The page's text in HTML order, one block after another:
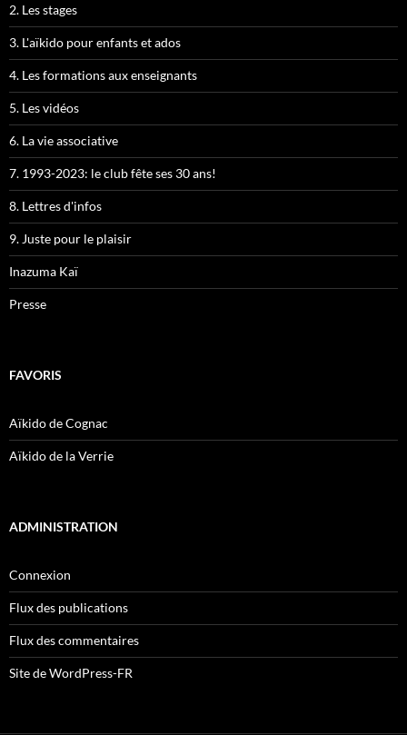
2. Les stages
3. L'aïkido pour enfants et ados
4. Les formations aux enseignants
5. Les vidéos
6. La vie associative
7. 1993-2023: le club fête ses 30 ans!
8. Lettres d'infos
9. Juste pour le plaisir
Inazuma Kaï
Presse
FAVORIS
Aïkido de Cognac
Aïkido de la Verrie
ADMINISTRATION
Connexion
Flux des publications
Flux des commentaires
Site de WordPress-FR